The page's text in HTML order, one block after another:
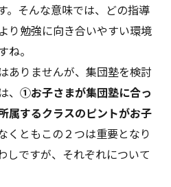
。そんな意味では、どの指導
り勉強に向き合いやすい環境
ね。
ありませんが、集団塾を検討
①お子さまが集団塾に合っ
属するクラスのピントがお子
くともこの２つは重要となり
しですが、それぞれについて